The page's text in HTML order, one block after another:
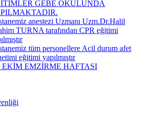
GEBE OKULUNDA
anestezi Uzmanı Uzm.Dr.Halil
TURNA tarafından CPR eğitimi
tüm personellere Acil durum afet
eğitimi yapılmıştır
EKİM EMZİRME HAFTASI